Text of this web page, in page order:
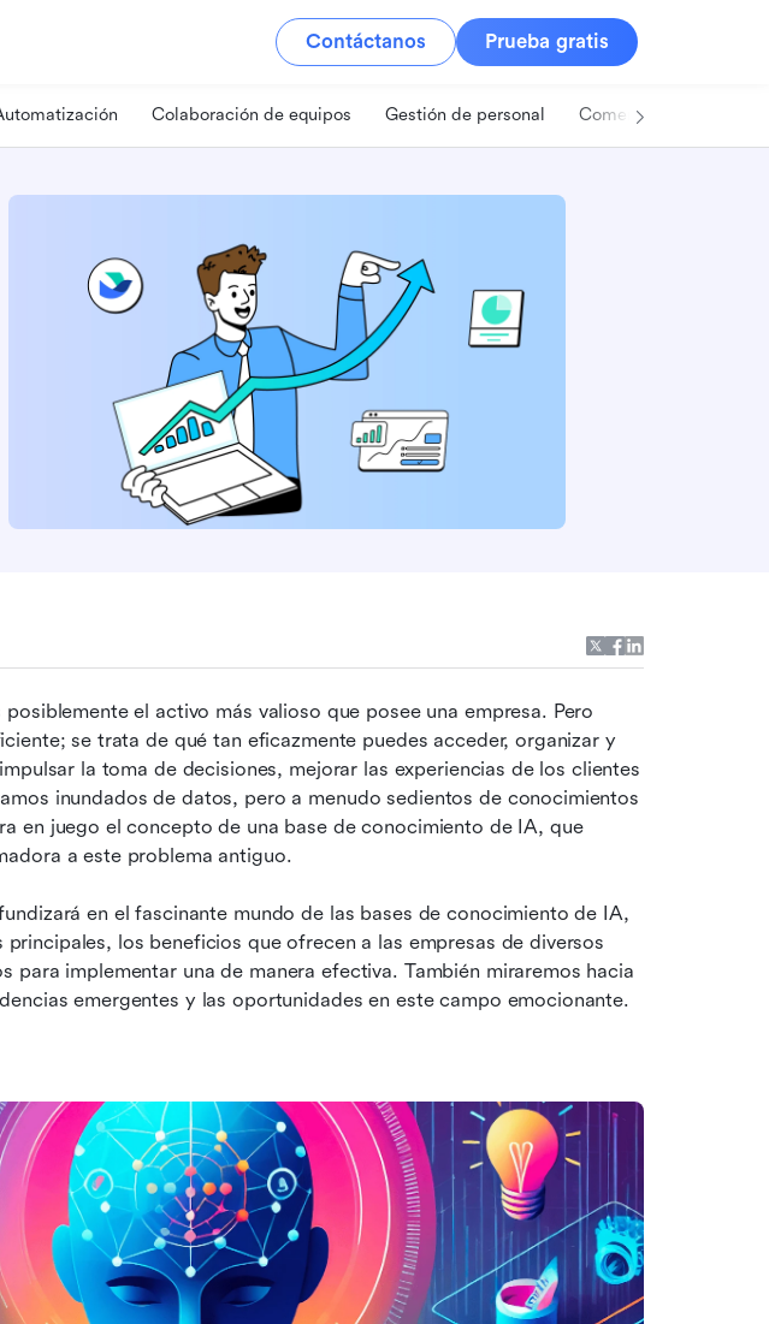
Contáctanos Prueba gratis
Colaboración de equipos Gestión de personal Comercio minorista
el activo más valioso que posee una empresa. Pero
se trata de qué tan eficazmente puedes acceder, organizar y
la toma de decisiones, mejorar las experiencias de los clientes
inundados de datos, pero a menudo sedientos de conocimientos
en juego el concepto de una base de conocimiento de IA, que
a este problema antiguo.
en el fascinante mundo de las bases de conocimiento de IA,
los beneficios que ofrecen a las empresas de diversos
para implementar una de manera efectiva. También miraremos hacia
emergentes y las oportunidades en este campo emocionante.